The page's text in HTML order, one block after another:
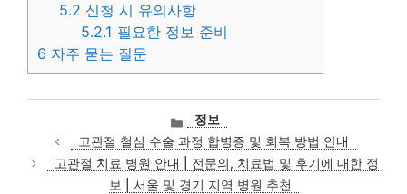
5.2 신청 시 유의사항
5.2.1 필요한 정보 준비
6 자주 묻는 질문
카
테
고
리
정보
고관절 철심 수술 과정 합병증 및 회복 방법 안내
고관절 치료 병원 안내 | 전문의, 치료법 및 후기에 대한 정
보 | 서울 및 경기 지역 병원 추천